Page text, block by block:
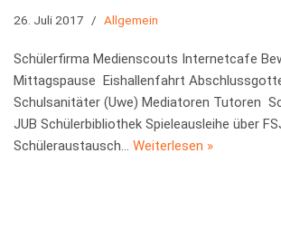
26. Juli 2017 Allgemein
Schülerfirma Medienscouts Internetcafe
Mittagspause Eishallenfahrt
Schulsanitäter (Uwe) Mediatoren Tutoren
JUB Schülerbibliothek Spieleausleihe über
Schüleraustausch… Weiterlesen »